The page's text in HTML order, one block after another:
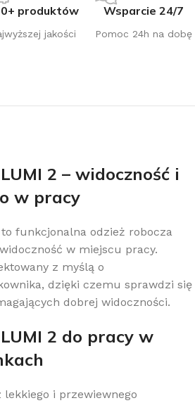
produktów
jakości
Wsparcie 24/7
Pomoc 24h na dobę
2 – widoczność i
w pracy
funkcjonalna odzież robocza
w miejscu pracy.
z myślą o
dzięki czemu sprawdzi się
dobrej widoczności.
2 do pracy w
lekkiego i przewiewnego